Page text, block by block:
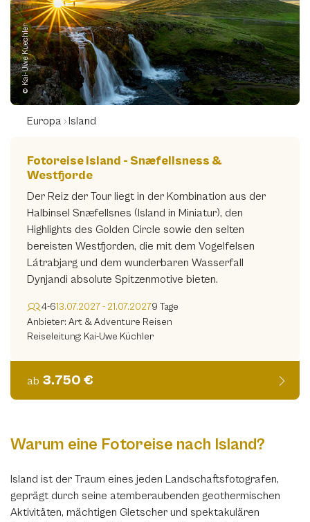
© Kai-Uwe Kuechler
Europa Island
Fotoreise Island - Snæfellsness &
Westfjorde
Der Reiz der Tour liegt in der Kombination aus der
Halbinsel Snæfellsnes (Island in Miniatur), den
Highlights des Golden Circle sowie den selten
bereisten Westfjorden, die mit dem Vogelfelsen
Látrabjarg und dem wunderbaren Wasserfall
Dynjandi absolute Spitzenmotive bieten.
4-613.07.2027 - 21.07.20279 Tage
Anbieter: Art & Adventure Reisen
Reiseleitung: Kai-Uwe Küchler
ab 3.750 €
Warum eine Fotoreise nach Island?
Island ist der Traum eines jeden Landschaftsfotografen,
geprägt durch seine atemberaubenden geothermischen
Aktivitäten, mächtigen Gletscher und spektakulären